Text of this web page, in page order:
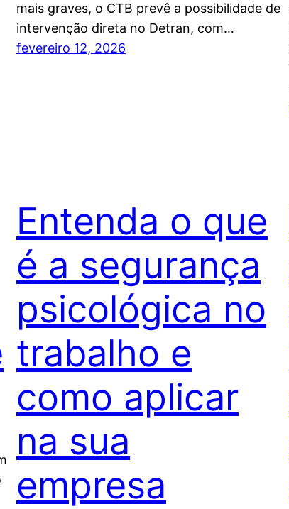
mais graves, o CTB prevê a possibilidade de
intervenção direta no Detran, com…
fevereiro 12, 2026
Entenda o que
é a segurança
psicológica no
trabalho e
como aplicar
na sua
empresa